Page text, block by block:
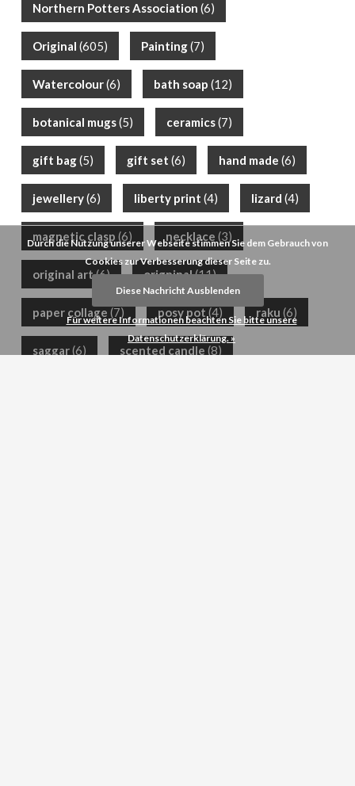
Northern Potters Association (6)
Original (605) Painting(7)
Watercolour(6) bath soap (12)
botanical mugs(5) ceramics(7)
gift bag(5) gift set (6) hand made (6)
jewellery(6) liberty print (4) lizard (4)
magnetic clasp (6) necklace (3)
original art(6) origninal(11)
paper collage (7) posy pot (4) raku (6)
saggar(6) scented candle (8)
Durch die Nutzung unserer Webseite stimmen Sie dem Gebrauch von
Cookies zur Verbesserung dieser Seite zu.
Diese Nachricht Ausblenden
Für weitere Informationen beachten Sie bitte unsere
Datenschutzerklärung. »